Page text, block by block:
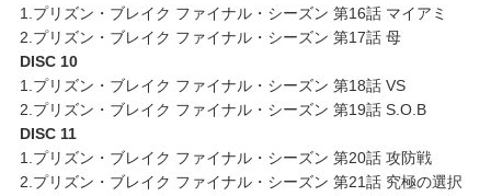
1.プリズン・ブレイク ファイナル・シーズン 第16話 マイアミ
2.プリズン・ブレイク ファイナル・シーズン 第17話 母
DISC 10
1.プリズン・ブレイク ファイナル・シーズン 第18話 VS
2.プリズン・ブレイク ファイナル・シーズン 第19話 S.O.B
DISC 11
1.プリズン・ブレイク ファイナル・シーズン 第20話 攻防戦
2.プリズン・ブレイク ファイナル・シーズン 第21話 究極の選択